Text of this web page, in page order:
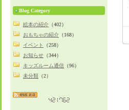
Blog Category
絵本の紹介 （402）
おもちゃの紹介 （168）
イベント
（258）
お知らせ （344）
キッズルーム通信 （96）
未分類 （2）